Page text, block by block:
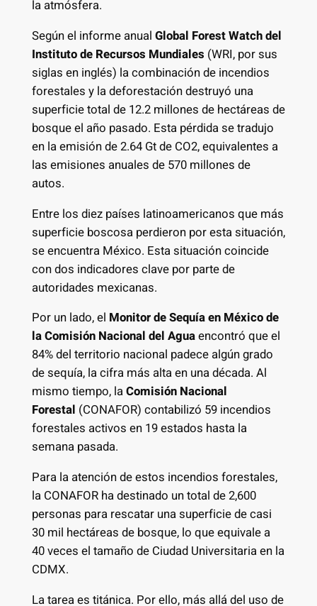
la atmósfera.
Según el informe anual Global Forest Watch del
Instituto de Recursos Mundiales (WRI, por sus
siglas en inglés) la combinación de incendios
forestales y la deforestación destruyó una
superficie total de 12.2 millones de hectáreas de
bosque el año pasado. Esta pérdida se tradujo
en la emisión de 2.64 Gt de CO2, equivalentes a
las emisiones anuales de 570 millones de
autos.
Entre los diez países latinoamericanos que más
superficie boscosa perdieron por esta situación,
se encuentra México. Esta situación coincide
con dos indicadores clave por parte de
autoridades mexicanas.
Por un lado, el Monitor de Sequía en México de
la Comisión Nacional del Aguaencontró que el
84% del territorio nacional padece algún grado
de sequía, la cifra más alta en una década. Al
mismo tiempo, laComisión Nacional
Forestal (CONAFOR) contabilizó 59 incendios
forestales activos en 19 estados hasta la
semana pasada.
Para la atención de estos incendios forestales,
la CONAFOR ha destinado un total de 2,600
personas para rescatar una superficie de casi
30 mil hectáreas de bosque, lo que equivale a
40 veces el tamaño de Ciudad Universitaria en la
CDMX.
La tarea es titánica. Por ello, más allá del uso de